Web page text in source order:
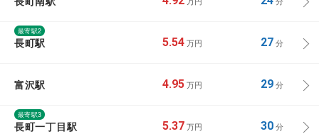
最寄駅2
長町駅 5.54 万円 27分
富沢駅 4.95 万円 29分
最寄駅3
長町一丁目駅 5.37 万円 30分